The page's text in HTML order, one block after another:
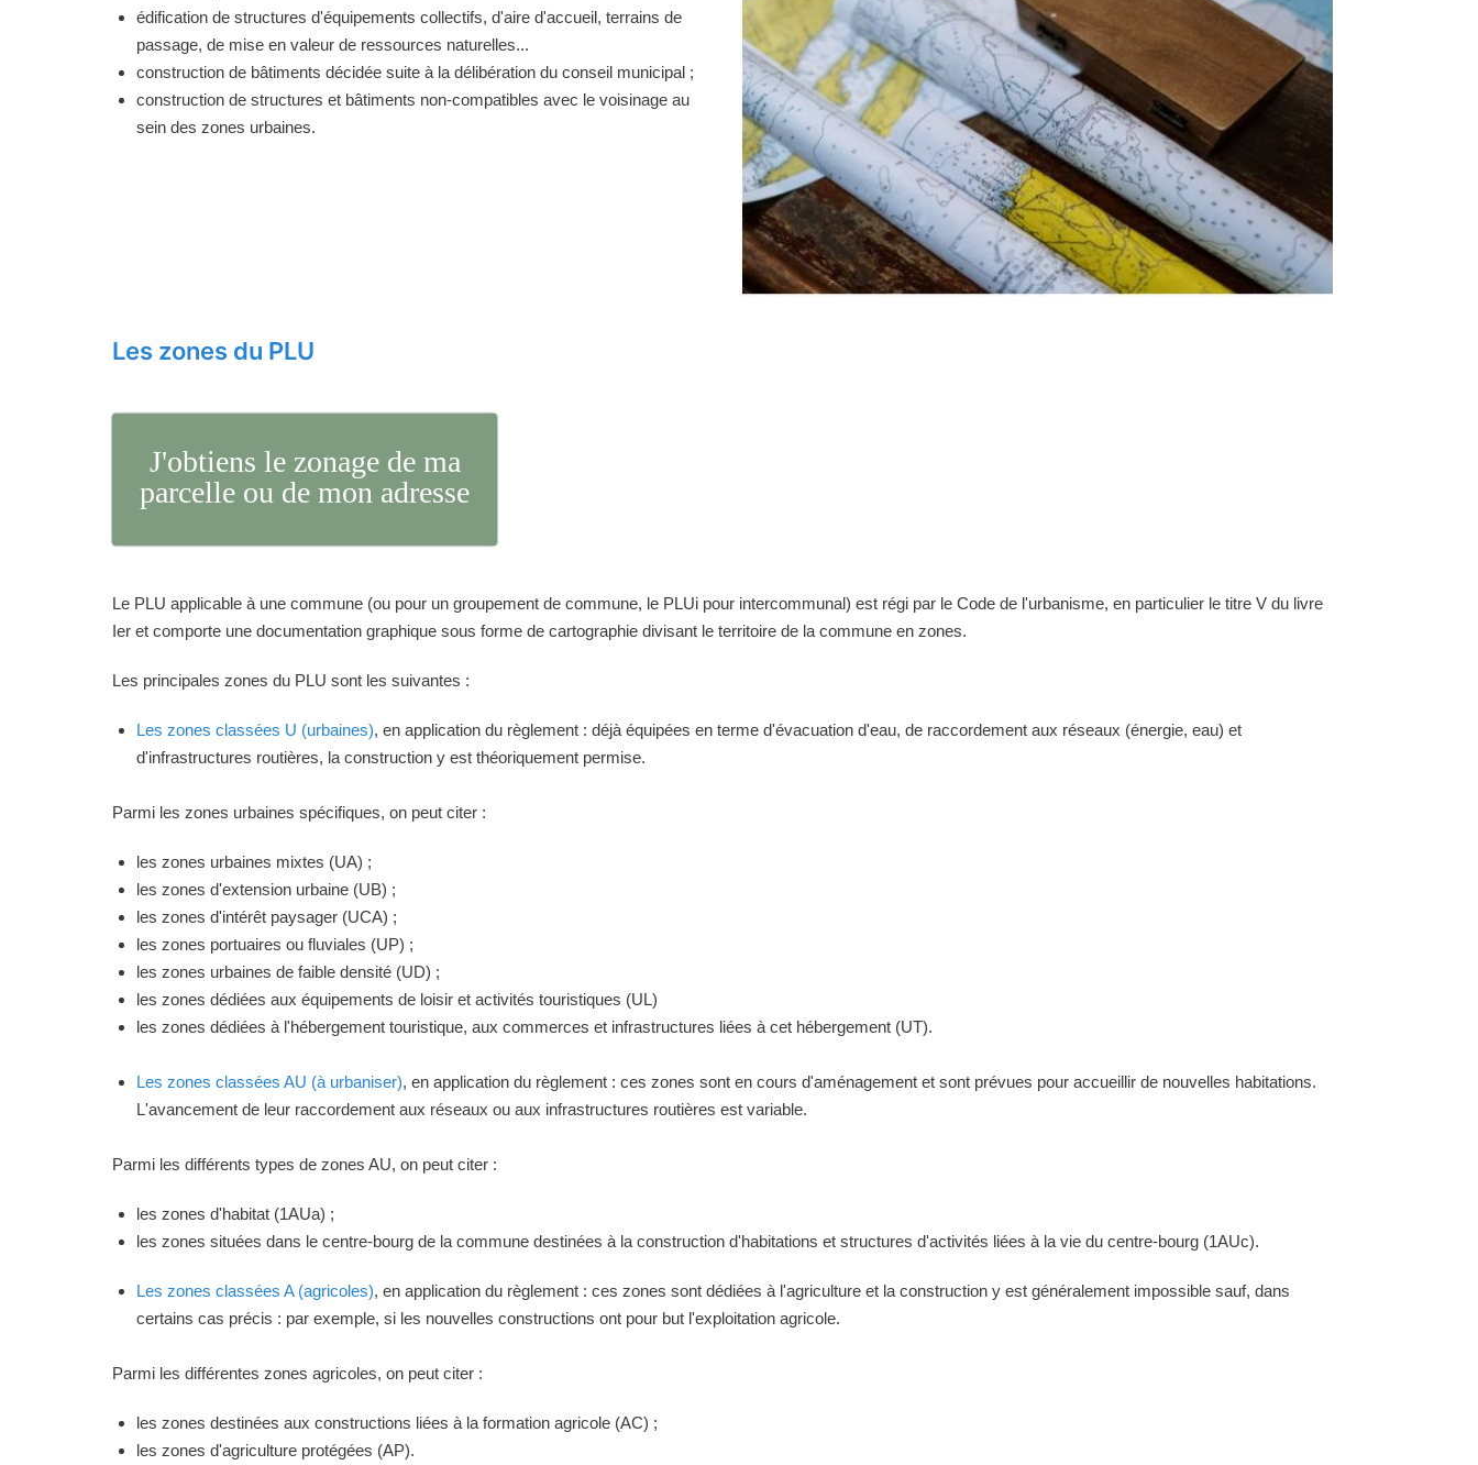
édification de structures d'équipements collectifs, d'aire d'accueil, terrains de
passage, de mise en valeur de ressources naturelles...
construction de bâtiments décidée suite à la délibération du conseil municipal ;
construction de structures et bâtiments non-compatibles avec le voisinage au
sein des zones urbaines.
Les zones du PLU
J'obtiens le zonage de ma
parcelle ou de mon adresse
Le PLU applicable à une commune (ou pour un groupement de commune, le PLUi pour intercommunal) est régi par le Code de l'urbanisme, en particulier le titre V du livre
Ier et comporte une documentation graphique sous forme de cartographie divisant le territoire de la commune en zones.
Les principales zones du PLU sont les suivantes :
Les zones classées U (urbaines), en application du règlement : déjà équipées en terme d'évacuation d'eau, de raccordement aux réseaux (énergie, eau) et
d'infrastructures routières, la construction y est théoriquement permise.
Parmi les zones urbaines spécifiques, on peut citer :
les zones urbaines mixtes (UA) ;
les zones d'extension urbaine (UB) ;
les zones d'intérêt paysager (UCA) ;
les zones portuaires ou fluviales (UP) ;
les zones urbaines de faible densité (UD) ;
les zones dédiées aux équipements de loisir et activités touristiques (UL)
les zones dédiées à l'hébergement touristique, aux commerces et infrastructures liées à cet hébergement (UT).
Les zones classées AU (à urbaniser), en application du règlement : ces zones sont en cours d'aménagement et sont prévues pour accueillir de nouvelles habitations.
L'avancement de leur raccordement aux réseaux ou aux infrastructures routières est variable.
Parmi les différents types de zones AU, on peut citer :
les zones d'habitat (1AUa) ;
les zones situées dans le centre-bourg de la commune destinées à la construction d'habitations et structures d'activités liées à la vie du centre-bourg (1AUc).
Les zones classées A (agricoles), en application du règlement : ces zones sont dédiées à l'agriculture et la construction y est généralement impossible sauf, dans
certains cas précis : par exemple, si les nouvelles constructions ont pour but l'exploitation agricole.
Parmi les différentes zones agricoles, on peut citer :
les zones destinées aux constructions liées à la formation agricole (AC) ;
les zones d'agriculture protégées (AP).